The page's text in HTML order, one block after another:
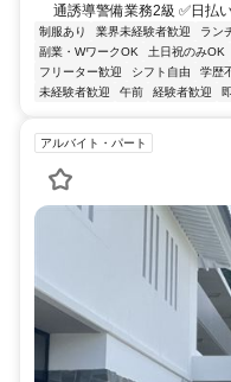
通誘導警備業務2級 ✅日払
制服あり 業界未経験者歓迎 ラン
副業・WワークOK
土日祝のみOK
フリーター歓迎
シフト自由 学歴
未経験者歓迎
午前 経験者歓迎
アルバイト・パート